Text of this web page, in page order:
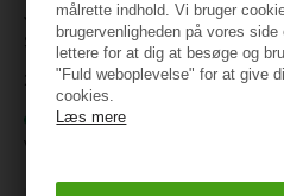
målrette indhold. Vi bruger
brugervenligheden på vores
lettere for at dig at besøge og
"Fuld weboplevelse" for at give
cookies.
Læs mere
Joha Langærmet Uld Bluse,
Sesame Melange
199 kr.
På lager
Varenr.: